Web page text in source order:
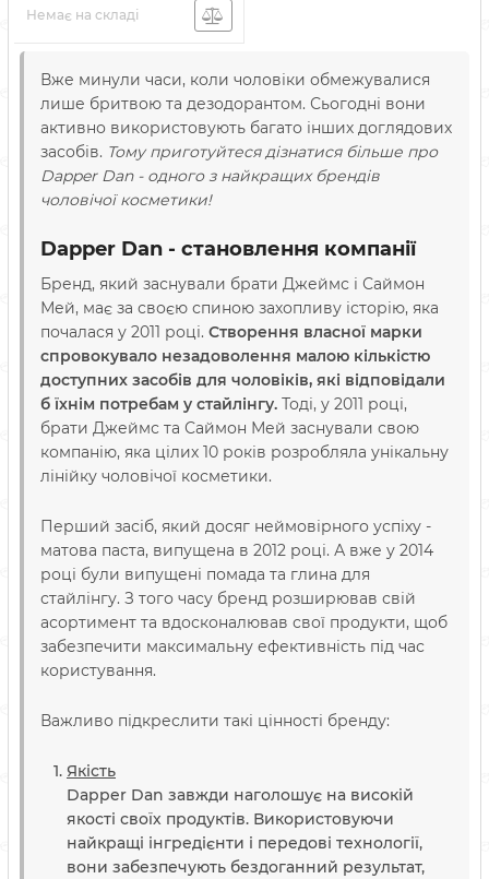
Немає на складі
Вже минули часи, коли чоловіки обмежувалися
лише бритвою та дезодорантом. Сьогодні вони
активно використовують багато інших доглядових
засобів. Тому приготуйтеся дізнатися більше про
Dapper Dan - одного з найкращих брендів
чоловічої косметики!
Dapper Dan - становлення компанії
Бренд, який заснували брати Джеймс і Саймон
Мей, має за своєю спиною захопливу історію, яка
почалася у 2011 році. Створення власної марки
спровокувало незадоволення малою кількістю
доступних засобів для чоловіків, які відповідали
б їхнім потребам у стайлінгу. Тоді, у 2011 році,
брати Джеймс та Саймон Мей заснували свою
компанію, яка цілих 10 років розробляла унікальну
лінійку чоловічої косметики.
Перший засіб, який досяг неймовірного успіху -
матова паста, випущена в 2012 році. А вже у 2014
році були випущені помада та глина для
стайлінгу. З того часу бренд розширював свій
асортимент та вдосконалював свої продукти, щоб
забезпечити максимальну ефективність під час
користування.
Важливо підкреслити такі цінності бренду:
Якість
Dapper Dan завжди наголошує на високій
якості своїх продуктів. Використовуючи
найкращі інгредієнти і передові технології,
вони забезпечують бездоганний результат,